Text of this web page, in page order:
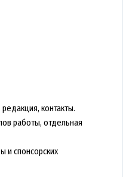
контакты.
работы, отдельная
и спонсорских